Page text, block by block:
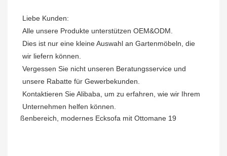
Liebe Kunden:
Alle unsere Produkte unterstützen OEM&ODM.
Dies ist nur eine kleine Auswahl an Gartenmöbeln, die
wir liefern können.
Vergessen Sie nicht unseren Beratungsservice und
unsere Rabatte für Gewerbekunden.
Kontaktieren Sie Alibaba, um zu erfahren, wie wir Ihrem